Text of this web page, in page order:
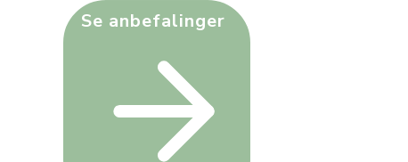
Se anbefalinger